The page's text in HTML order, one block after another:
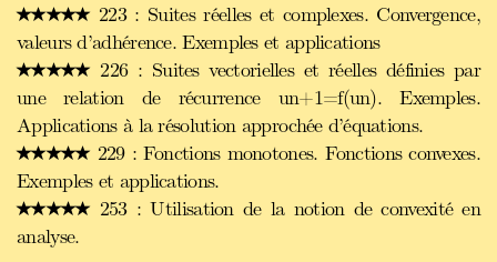
223 : Suites réelles et complexes. Convergence,
valeurs d’adhérence. Exemples et applications
226 : Suites vectorielles et réelles définies par
une relation de récurrence un+1=f(un). Exemples.
Applications à la résolution approchée d’équations.
229 : Fonctions monotones. Fonctions convexes.
Exemples et applications.
253 : Utilisation de la notion de convexité en
analyse.